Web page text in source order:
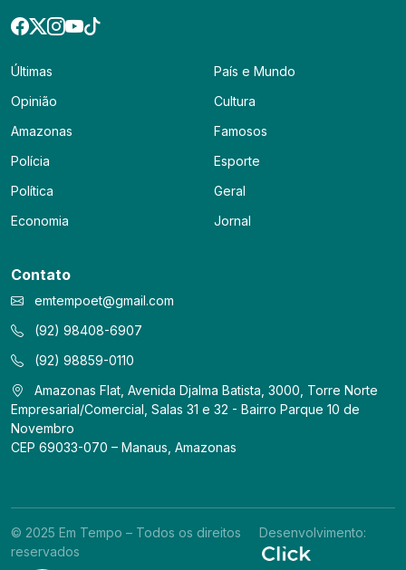
Últimas
Opinião
Amazonas
Polícia
Política
Economia
País e Mundo
Cultura
Famosos
Esporte
Geral
Jornal
Contato
emtempoet@gmail.com
(92) 98408-6907
(92) 98859-0110
Amazonas Flat, Avenida Djalma Batista, 3000, Torre Norte
Empresarial/Comercial, Salas 31 e 32 - Bairro Parque 10 de
Novembro
CEP 69033-070 – Manaus, Amazonas
© 2025 Em Tempo – Todos os direitos
reservados
Desenvolvimento: